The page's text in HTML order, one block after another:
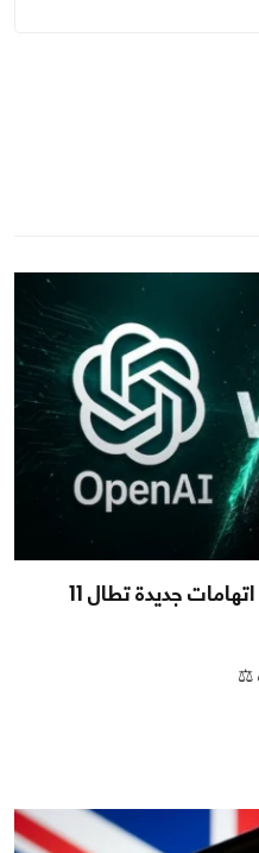
آبل تصعد حربها ضد OpenAI | اتهامات جديدة تطال 11